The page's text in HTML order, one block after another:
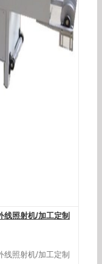
线照射机/加工定制
线照射机/加工定制
外线UV机UV